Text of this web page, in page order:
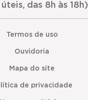
das 8h às 18h)
Termos de uso
Ouvidoria
Mapa do site
de privacidade